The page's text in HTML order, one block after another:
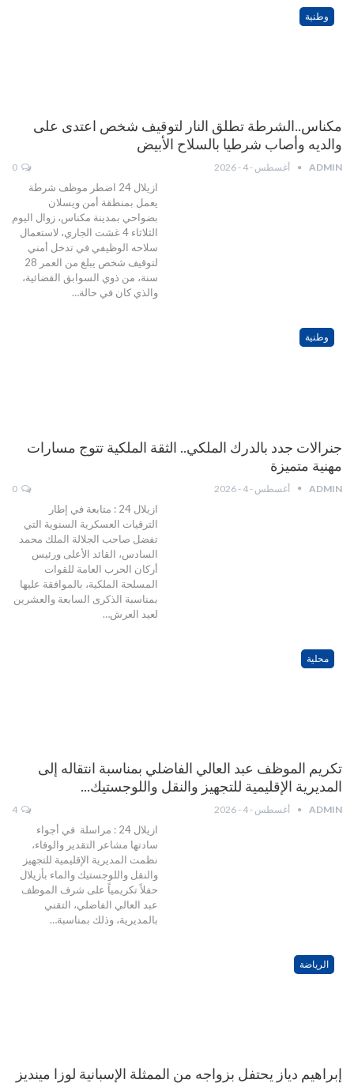
وطنية
مكناس..الشرطة تطلق النار لتوقيف شخص اعتدى على
والديه وأصاب شرطيا بالسلاح الأبيض
ADMIN أغسطس - 4 - 2026
ازيلال 24 اضطر موظف شرطة
يعمل بمنطقة أمن ويسلان
بضواحي بمدينة مكناس، زوال اليوم
الثلاثاء 4 غشت الجاري، لاستعمال
سلاحه الوظيفي في تدخل أمني
لتوقيف شخص يبلغ من العمر 28
سنة، من ذوي السوابق القضائية،
والذي كان في حالة…
وطنية
جنرالات جدد بالدرك الملكي.. الثقة الملكية تتوج مسارات
مهنية متميزة
ADMIN أغسطس - 4 - 2026
ازيلال 24 : متابعة في إطار
الترقيات العسكرية السنوية التي
تفضل صاحب الجلالة الملك محمد
السادس، القائد الأعلى ورئيس
أركان الحرب العامة للقوات
المسلحة الملكية، بالموافقة عليها
بمناسبة الذكرى السابعة والعشرين
لعيد العرش…
محلية
تكريم الموظف عبد العالي الفاضلي بمناسبة انتقاله إلى
المديرية الإقليمية للتجهيز والنقل واللوجستيك…
ADMIN أغسطس - 4 - 2026
ازيلال 24 : مراسلة في أجواء
سادتها مشاعر التقدير والوفاء،
نظمت المديرية الإقليمية للتجهيز
والنقل واللوجستيك والماء بأزيلال
حفلاً تكريمياً على شرف الموظف
عبد العالي الفاضلي، التقني
بالمديرية، وذلك بمناسبة…
الرياضة
إبراهيم دياز يحتفل بزواجه من الممثلة الإسبانية لوزا مينديز